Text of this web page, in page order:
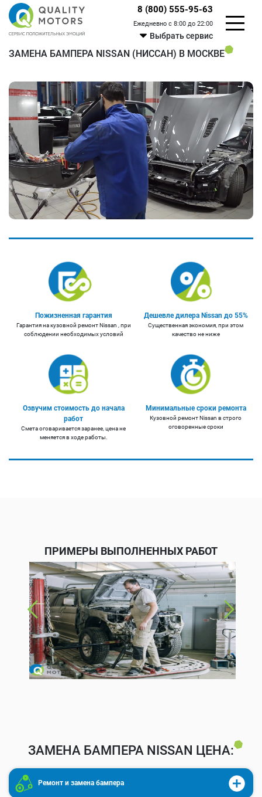
8 (800) 555-95-63
Ежедневно с 8:00 до 22:00
Выбрать сервис
ЗАМЕНА БАМПЕРА NISSAN (НИССАН) В МОСКВЕ
Пожизненная гарантия
Гарантия на кузовной ремонт Nissan , при
соблюдении необходимых условий
Дешевле дилера Nissan до 55%
Существенная экономия, при этом
качество не ниже
Озвучим стоимость до начала
работ
Смета оговаривается заранее, цена не
меняется в ходе работы.
Минимальные сроки ремонта
Кузовной ремонт Nissan в строго
оговоренные сроки
ПРИМЕРЫ ВЫПОЛНЕННЫХ РАБОТ
ЗАМЕНА БАМПЕРА NISSAN ЦЕНА:
Ремонт и замена бампера